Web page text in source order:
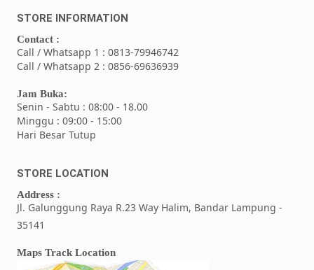
STORE INFORMATION
Contact :
Call / Whatsapp 1 : 0813-79946742
Call / Whatsapp 2 : 0856-69636939
Jam Buka:
Senin - Sabtu : 08:00 - 18.00
Minggu : 09:00 - 15:00
Hari Besar Tutup
STORE LOCATION
Address :
Jl. Galunggung Raya R.23 Way Halim, Bandar Lampung -
35141
Maps Track Location